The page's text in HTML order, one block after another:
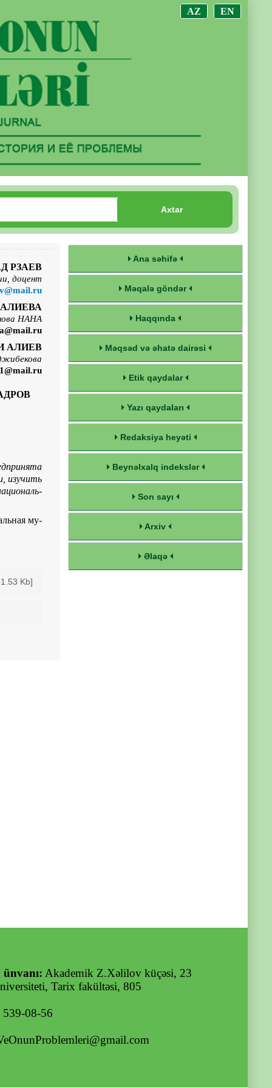
AZ EN
Axtar
РЗАЕВ
доцент
НАНА
АЛИЕВ
mail.ru
изучить
му­
Kb]
Ana səhifə
Məqalə göndər
Haqqında
Məqsəd və əhatə dairəsi
Etik qaydalar
Yazı qaydaları
Redaksiya heyəti
Beynəlxalq indekslər
Son sayı
Arxiv
Əlaqə
ünvanı: Akademik Z.Xəlilov küçəsi, 23
Tarix fakültəsi, 805
539-08-56